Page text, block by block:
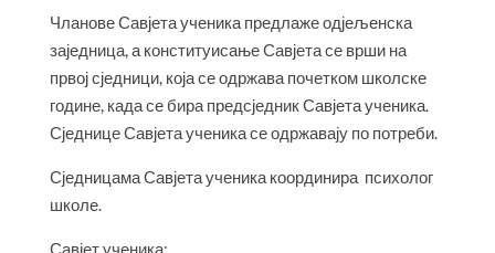
Чланове Савјета ученика предлаже одјељенска
заједница, а конституисање Савјета се врши на
првој сједници, која се одржава почетком школске
године, када се бира предсједник Савјета ученика.
Сједнице Савјета ученика се одржавају по потреби.
Сједницама Савјета ученика координира психолог
школе.
Савјет ученика: